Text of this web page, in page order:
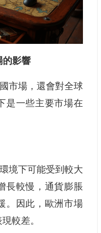
的影響
市場，還會對全球
是一些主要市場在
境下可能受到較大
長較慢，通貨膨脹
。因此，歐洲市場
較差。